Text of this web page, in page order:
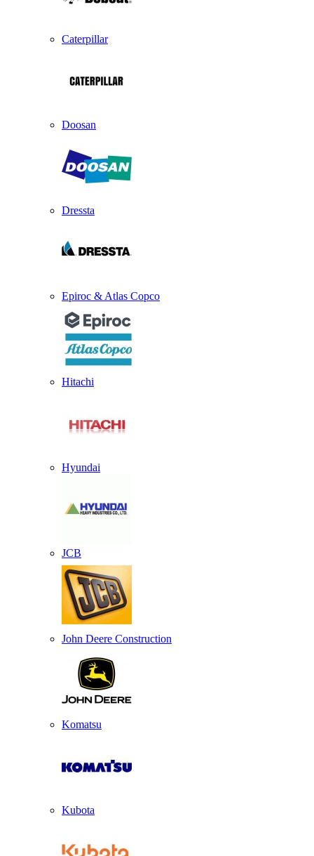
Caterpillar
Doosan
Dressta
Epiroc & Atlas Copco
Hitachi
Hyundai
JCB
John Deere Construction
Komatsu
Kubota